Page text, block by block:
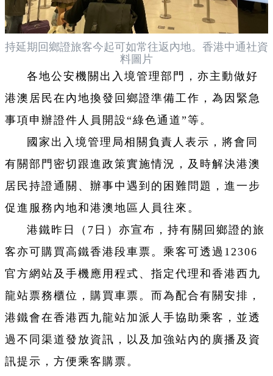
持延期回鄉證旅客今起可如常往返內地。香港中通社資
料圖片
各地公安機關出入境管理部門，亦主動做好
港澳居民在內地換發回鄉證準備工作，為因緊急
事項申辦證件人員開設“綠色通道”等。
國家出入境管理局相關負責人表示，將會同
有關部門密切跟進政策實施情況，及時解決港澳
居民持證通關、辦事中遇到的困難問題，進一步
促進服務內地和港澳地區人員往來。
港鐵昨日（7日）亦宣布，持有關回鄉證的旅
客亦可購買高鐵香港段車票。乘客可透過12306
官方網站及手機應用程式、指定代理和香港西九
龍站票務櫃位，購買車票。而為配合有關安排，
港鐵會在香港西九龍站加派人手協助乘客，並透
過不同渠道發放資訊，以及加強站內的廣播及資
訊提示，方便乘客購票。